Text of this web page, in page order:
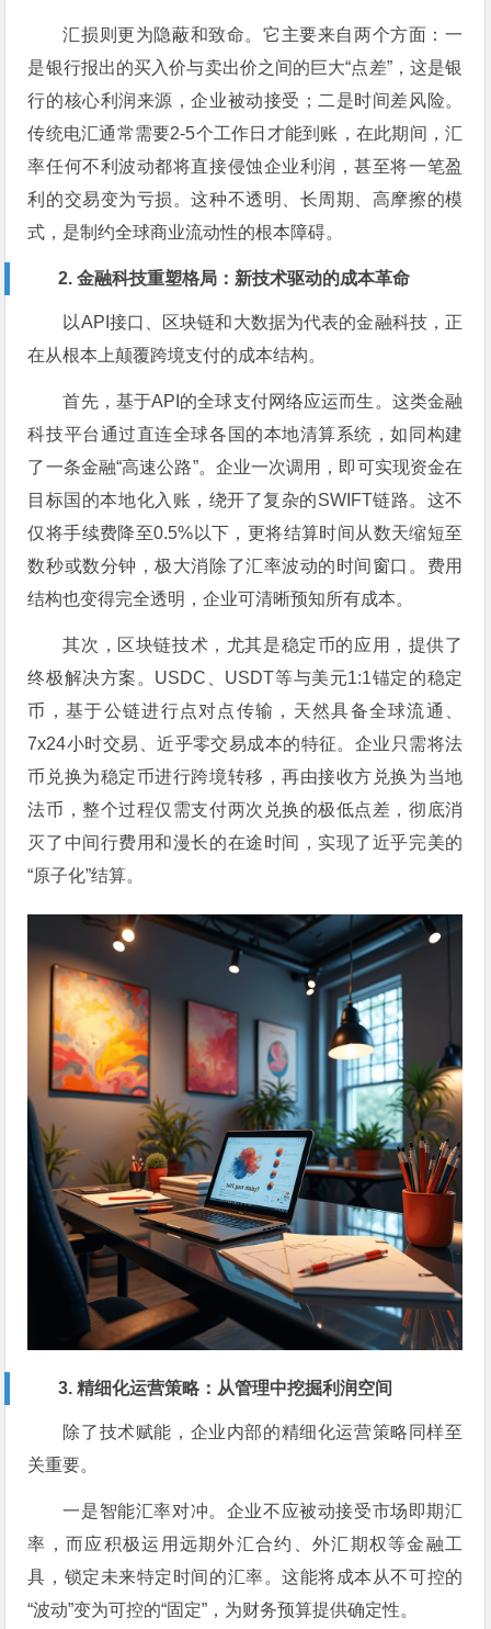
汇损则更为隐蔽和致命。它主要来自两个方面：一
是银行报出的买入价与卖出价之间的巨大“点差”，这是银
行的核心利润来源，企业被动接受；二是时间差风险。
传统电汇通常需要2-5个工作日才能到账，在此期间，汇
率任何不利波动都将直接侵蚀企业利润，甚至将一笔盈
利的交易变为亏损。这种不透明、长周期、高摩擦的模
式，是制约全球商业流动性的根本障碍。
2. 金融科技重塑格局：新技术驱动的成本革命
以API接口、区块链和大数据为代表的金融科技，正
在从根本上颠覆跨境支付的成本结构。
首先，基于API的全球支付网络应运而生。这类金融
科技平台通过直连全球各国的本地清算系统，如同构建
了一条金融“高速公路”。企业一次调用，即可实现资金在
目标国的本地化入账，绕开了复杂的SWIFT链路。这不
仅将手续费降至0.5%以下，更将结算时间从数天缩短至
数秒或数分钟，极大消除了汇率波动的时间窗口。费用
结构也变得完全透明，企业可清晰预知所有成本。
其次，区块链技术，尤其是稳定币的应用，提供了
终极解决方案。USDC、USDT等与美元1:1锚定的稳定
币，基于公链进行点对点传输，天然具备全球流通、
7x24小时交易、近乎零交易成本的特征。企业只需将法
币兑换为稳定币进行跨境转移，再由接收方兑换为当地
法币，整个过程仅需支付两次兑换的极低点差，彻底消
灭了中间行费用和漫长的在途时间，实现了近乎完美的
“原子化”结算。
3. 精细化运营策略：从管理中挖掘利润空间
除了技术赋能，企业内部的精细化运营策略同样至
关重要。
一是智能汇率对冲。企业不应被动接受市场即期汇
率，而应积极运用远期外汇合约、外汇期权等金融工
具，锁定未来特定时间的汇率。这能将成本从不可控的
“波动”变为可控的“固定”，为财务预算提供确定性。